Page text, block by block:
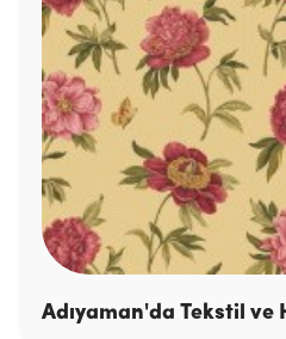
Adıyaman'da Tekstil ve